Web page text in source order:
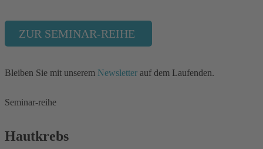
ZUR SEMINAR-REIHE
Bleiben Sie mit unserem Newsletter auf dem Laufenden.
Seminar-reihe
Hautkrebs